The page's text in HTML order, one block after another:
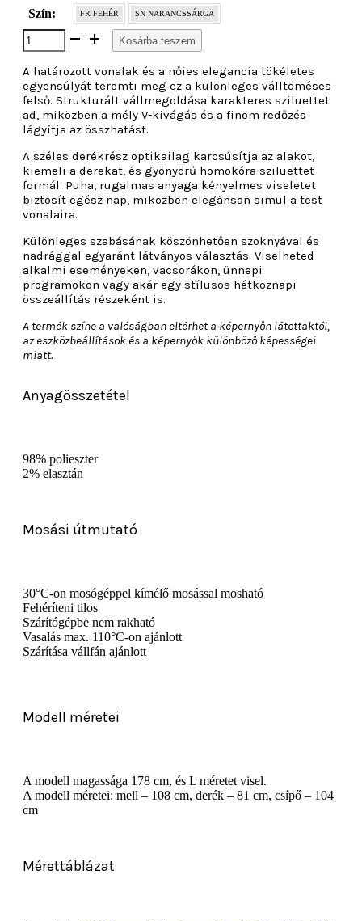
Szín: FR FEHÉR SN NARANCSSÁRGA
Válltöméses
felső
mennyiség
Kosárba teszem
A határozott vonalak és a nőies elegancia tökéletes
egyensúlyát teremti meg ez a különleges válltöméses
felső. Strukturált vállmegoldása karakteres sziluettet
ad, miközben a mély V-kivágás és a finom redőzés
lágyítja az összhatást.
A széles derékrész optikailag karcsúsítja az alakot,
kiemeli a derekat, és gyönyörű homokóra sziluettet
formál. Puha, rugalmas anyaga kényelmes viseletet
biztosít egész nap, miközben elegánsan simul a test
vonalaira.
Különleges szabásának köszönhetően szoknyával és
nadrággal egyaránt látványos választás. Viselheted
alkalmi eseményeken, vacsorákon, ünnepi
programokon vagy akár egy stílusos hétköznapi
összeállítás részeként is.
A termék színe a valóságban eltérhet a képernyőn látottaktól,
az eszközbeállítások és a képernyők különböző képességei
miatt.
Anyagösszetétel
98% polieszter
2% elasztán
Mosási útmutató
30°C-on mosógéppel kímélő mosással mosható
Fehéríteni tilos
Szárítógépbe nem rakható
Vasalás max. 110°C-on ajánlott
Szárítása vállfán ajánlott
Modell méretei
A modell magassága 178 cm, és L méretet visel.
A modell méretei: mell – 108 cm, derék – 81 cm, csípő – 104
cm
Mérettáblázat